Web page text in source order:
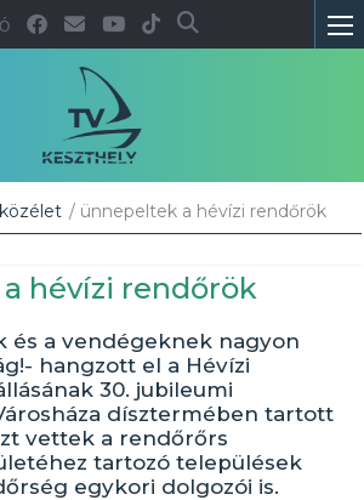
közélet / ünnepeltek a hévízi rendőrök
hévízi rendőrök
és a vendégeknek nagyon
hangzott el a Hévízi
30. jubileumi
dísztermében tartott
vettek a rendőrőrs
tartozó települések
egykori dolgozói is.